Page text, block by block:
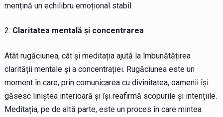
mențină un echilibru emoțional stabil.
Claritatea mentală și concentrarea
Atât rugăciunea, cât și meditația ajută la îmbunătățirea
clarității mentale și a concentrației. Rugăciunea este un
moment în care, prin comunicarea cu divinitatea, oamenii își
găsesc liniștea interioară și își reafirmă scopurile și intențiile.
Meditația, pe de altă parte, este un proces în care mintea